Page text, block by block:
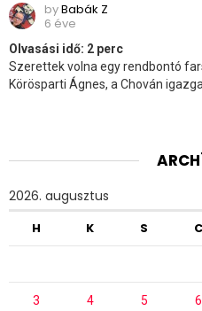
byBabák Z
6 éve
Olvasási idő: 2 perc
Szerettek volna egy rendbontó
Körösparti Ágnes, a Chován
2026. augusztus
H K S C
3 4 5 6